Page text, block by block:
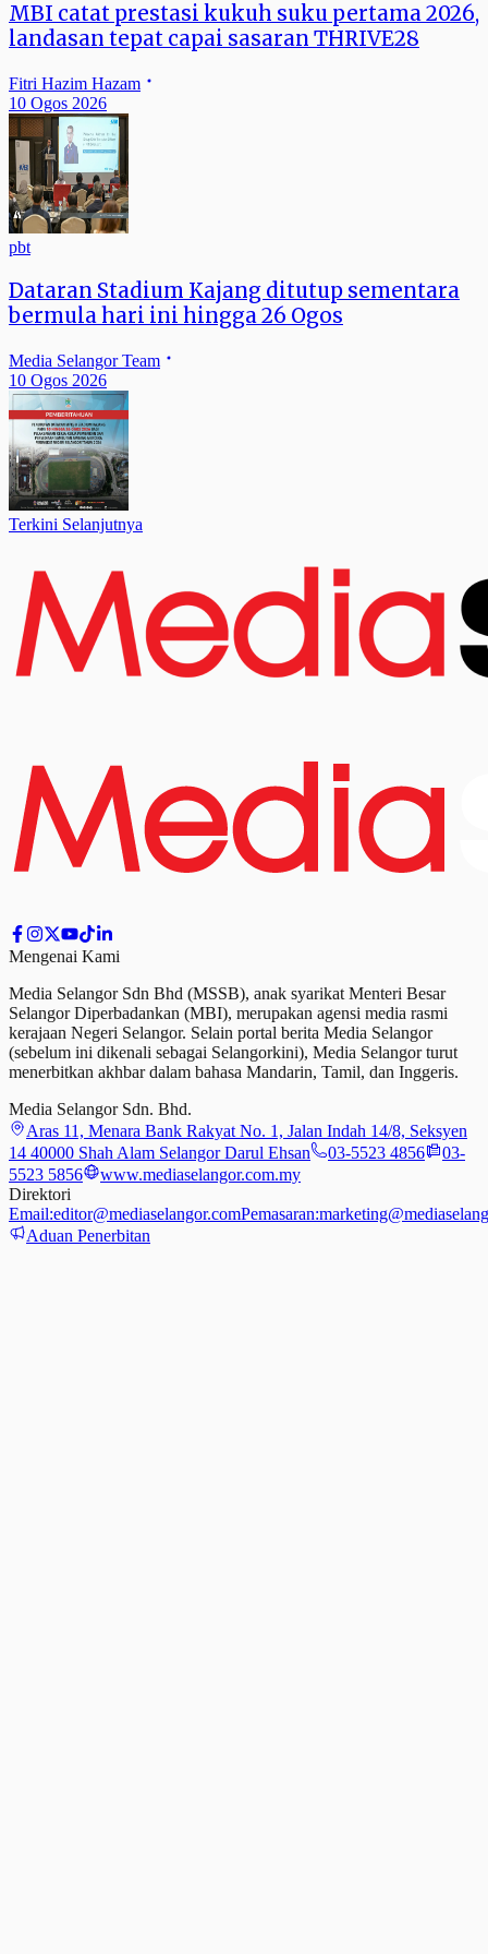
MBI catat prestasi kukuh suku pertama 2026,
landasan tepat capai sasaran THRIVE28
Fitri Hazim Hazam
10 Ogos 2026
pbt
Dataran Stadium Kajang ditutup sementara
bermula hari ini hingga 26 Ogos
Media Selangor Team
10 Ogos 2026
Terkini Selanjutnya
Mengenai Kami
Media Selangor Sdn Bhd (MSSB), anak syarikat Menteri Besar
Selangor Diperbadankan (MBI), merupakan agensi media rasmi
kerajaan Negeri Selangor. Selain portal berita Media Selangor
(sebelum ini dikenali sebagai Selangorkini), Media Selangor turut
menerbitkan akhbar dalam bahasa Mandarin, Tamil, dan Inggeris.
Media Selangor Sdn. Bhd.
Aras 11, Menara Bank Rakyat No. 1, Jalan Indah 14/8, Seksyen
14 40000 Shah Alam Selangor Darul Ehsan
03-5523 4856
03-
5523 5856
www.mediaselangor.com.my
Direktori
Email:editor@mediaselangor.comPemasaran:
Aduan Penerbitan